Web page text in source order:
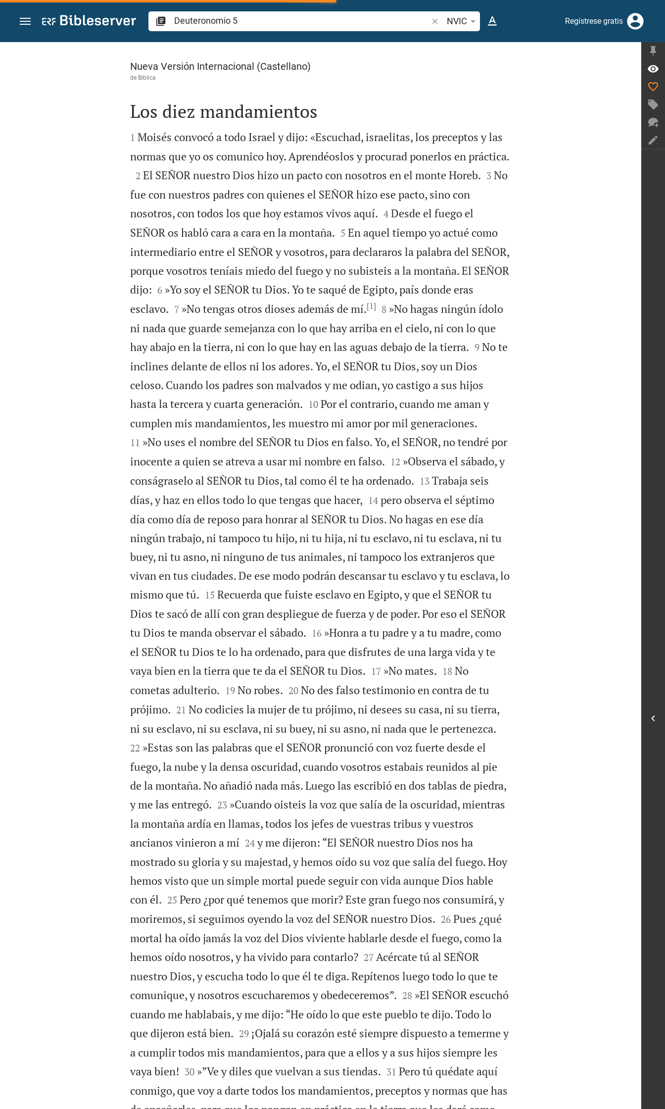
Ir a un contenido
Buscar versículo bíblico o palabra
NVIC Regístrese gratis
Deuteronomio 5
Nueva Versión Internacional (Castellano)
de Biblica

Los diez mandamientos

1 Moisés convocó a todo Israel y dijo: «Escuchad, israelitas, los preceptos y las
normas que yo os comunico hoy. Aprendéoslos y procurad ponerlos en práctica.

2 El SEÑOR nuestro Dios hizo un pacto con nosotros en el monte Horeb.
3 No
fue con nuestros padres con quienes el SEÑOR hizo ese pacto, sino con
nosotros, con todos los que hoy estamos vivos aquí.
4 Desde el fuego el
SEÑOR os habló cara a cara en la montaña.
5 En aquel tiempo yo actué como
intermediario entre el SEÑOR y vosotros, para declararos la palabra del SEÑOR,
porque vosotros teníais miedo del fuego y no subisteis a la montaña. El SEÑOR
dijo:
6 »Yo soy el SEÑOR tu Dios. Yo te saqué de Egipto, país donde eras
esclavo.
7 »No tengas otros dioses además de mí.[1]
8 »No hagas ningún ídolo
ni nada que guarde semejanza con lo que hay arriba en el cielo, ni con lo que
hay abajo en la tierra, ni con lo que hay en las aguas debajo de la tierra.
9 No te
inclines delante de ellos ni los adores. Yo, el SEÑOR tu Dios, soy un Dios
celoso. Cuando los padres son malvados y me odian, yo castigo a sus hijos
hasta la tercera y cuarta generación.
10 Por el contrario, cuando me aman y
cumplen mis mandamientos, les muestro mi amor por mil generaciones.
11 »No uses el nombre del SEÑOR tu Dios en falso. Yo, el SEÑOR, no tendré por
inocente a quien se atreva a usar mi nombre en falso.
12 »Observa el sábado, y
conságraselo al SEÑOR tu Dios, tal como él te ha ordenado.
13 Trabaja seis
días, y haz en ellos todo lo que tengas que hacer,
14 pero observa el séptimo
día como día de reposo para honrar al SEÑOR tu Dios. No hagas en ese día
ningún trabajo, ni tampoco tu hijo, ni tu hija, ni tu esclavo, ni tu esclava, ni tu
buey, ni tu asno, ni ninguno de tus animales, ni tampoco los extranjeros que
vivan en tus ciudades. De ese modo podrán descansar tu esclavo y tu esclava, lo
mismo que tú.
15 Recuerda que fuiste esclavo en Egipto, y que el SEÑOR tu
Dios te sacó de allí con gran despliegue de fuerza y de poder. Por eso el SEÑOR
tu Dios te manda observar el sábado.
16 »Honra a tu padre y a tu madre, como
el SEÑOR tu Dios te lo ha ordenado, para que disfrutes de una larga vida y te
vaya bien en la tierra que te da el SEÑOR tu Dios.
17 »No mates.
18 No
cometas adulterio.
19 No robes.
20 No des falso testimonio en contra de tu
prójimo.
21 No codicies la mujer de tu prójimo, ni desees su casa, ni su tierra,
ni su esclavo, ni su esclava, ni su buey, ni su asno, ni nada que le pertenezca.
22 »Estas son las palabras que el SEÑOR pronunció con voz fuerte desde el
fuego, la nube y la densa oscuridad, cuando vosotros estabais reunidos al pie
de la montaña. No añadió nada más. Luego las escribió en dos tablas de piedra,
y me las entregó.
23 »Cuando oisteis la voz que salía de la oscuridad, mientras
la montaña ardía en llamas, todos los jefes de vuestras tribus y vuestros
ancianos vinieron a mí
24 y me dijeron: “El SEÑOR nuestro Dios nos ha
mostrado su gloria y su majestad, y hemos oído su voz que salía del fuego. Hoy
hemos visto que un simple mortal puede seguir con vida aunque Dios hable
con él.
25 Pero ¿por qué tenemos que morir? Este gran fuego nos consumirá, y
moriremos, si seguimos oyendo la voz del SEÑOR nuestro Dios.
26 Pues ¿qué
mortal ha oído jamás la voz del Dios viviente hablarle desde el fuego, como la
hemos oído nosotros, y ha vivido para contarlo?
27 Acércate tú al SEÑOR
nuestro Dios, y escucha todo lo que él te diga. Repítenos luego todo lo que te
comunique, y nosotros escucharemos y obedeceremos”.
28 »El SEÑOR escuchó
cuando me hablabais, y me dijo: “He oído lo que este pueblo te dijo. Todo lo
que dijeron está bien.
29 ¡Ojalá su corazón esté siempre dispuesto a temerme y
a cumplir todos mis mandamientos, para que a ellos y a sus hijos siempre les
vaya bien!
30 »”Ve y diles que vuelvan a sus tiendas.
31 Pero tú quédate aquí
conmigo, que voy a darte todos los mandamientos, preceptos y normas que has